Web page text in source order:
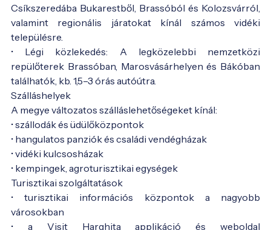
Csíkszeredába Bukarestből, Brassóból és Kolozsvárról,
valamint regionális járatokat kínál számos vidéki
településre.
• Légi közlekedés: A legközelebbi nemzetközi
repülőterek Brassóban, Marosvásárhelyen és Bákóban
találhatók, kb. 1,5–3 órás autóútra.
Szálláshelyek
A megye változatos szálláslehetőségeket kínál:
• szállodák és üdülőközpontok
• hangulatos panziók és családi vendégházak
• vidéki kulcsosházak
• kempingek, agroturisztikai egységek
Turisztikai szolgáltatások
• turisztikai információs központok a nagyobb
városokban
• a Visit Harghita applikáció és weboldal